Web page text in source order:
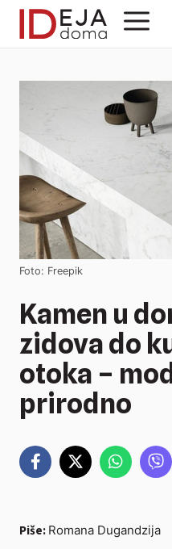
Preskoči
Foto: Freepik
Kamen u
zidova do
otoka –
prirodno
Piše: Romana Dugandzija